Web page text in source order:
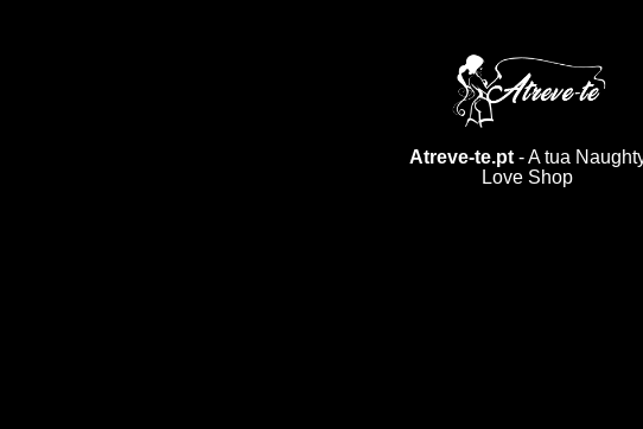
Atreve-te.pt- A tua
Love Shop